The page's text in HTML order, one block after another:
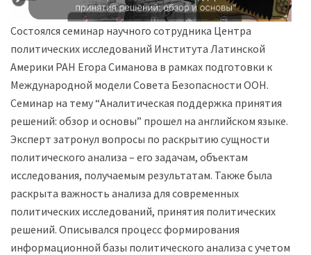
Состоялся семинар научного сотрудника Центра
политических исследований Института Латинской
Америки РАН Егора Симанова в рамках подготовки к
Международной модели Совета Безопасности ООН.
Семинар на тему “Аналитическая поддержка принятия
решений: обзор и основы” прошел на английском языке.
Эксперт затронул вопросы по раскрытию сущности
политического анализа – его задачам, объектам
исследования, получаемым результатам. Также была
раскрыта важность анализа для современных
политических исследований, принятия политических
решений. Описывался процесс формирования
информационной базы политического анализа с учетом